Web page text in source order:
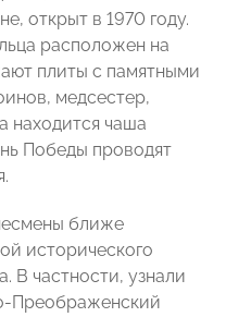
открыт в 1970 году.
расположен на
плиты с памятными
медсестер,
находится чаша
Победы проводят
ближе
исторического
В частности, узнали
Преображенский